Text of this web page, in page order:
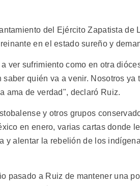
del Ejército Zapatista de
en el estado sureño y
ver sufrimiento como en otra
quién va a venir. Nosotros ya
ama de verdad", declaró Ruiz.
y otros grupos
en enero, varias cartas donde
y alentar la rebelión de los
pasado a Ruiz de mantener una